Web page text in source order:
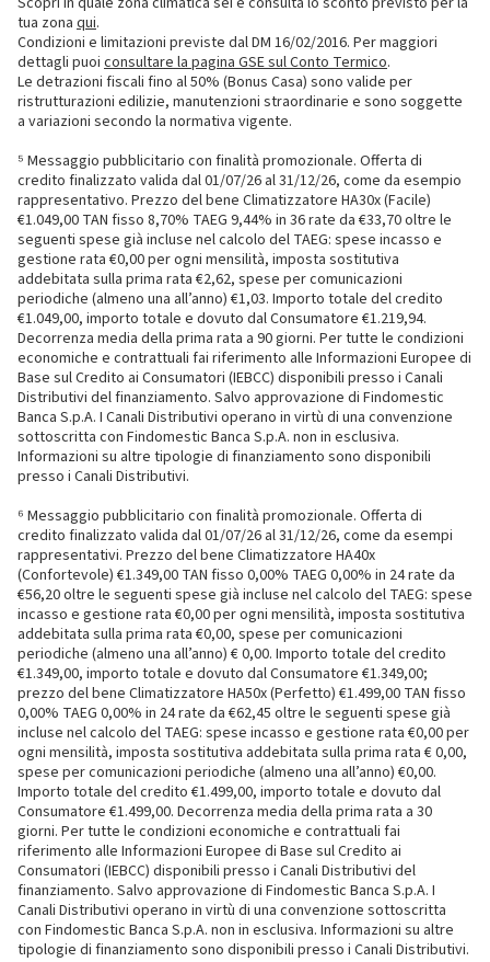
tua zona qui.
Condizioni e limitazioni previste dal DM 16/02/2016. Per maggiori
dettagli puoi consultare la pagina GSE sul Conto Termico.
Le detrazioni fiscali fino al 50% (Bonus Casa) sono valide per
ristrutturazioni edilizie, manutenzioni straordinarie e sono soggette
a variazioni secondo la normativa vigente.
⁵ Messaggio pubblicitario con finalità promozionale. Offerta di
credito finalizzato valida dal 01/07/26 al 31/12/26, come da esempio
rappresentativo. Prezzo del bene Climatizzatore HA30x (Facile)
€1.049,00 TAN fisso 8,70% TAEG 9,44% in 36 rate da €33,70 oltre le
seguenti spese già incluse nel calcolo del TAEG: spese incasso e
gestione rata €0,00 per ogni mensilità, imposta sostitutiva
addebitata sulla prima rata €2,62, spese per comunicazioni
periodiche (almeno una all’anno) €1,03. Importo totale del credito
€1.049,00, importo totale e dovuto dal Consumatore €1.219,94.
Decorrenza media della prima rata a 90 giorni. Per tutte le condizioni
economiche e contrattuali fai riferimento alle Informazioni Europee di
Base sul Credito ai Consumatori (IEBCC) disponibili presso i Canali
Distributivi del finanziamento. Salvo approvazione di Findomestic
Banca S.p.A. I Canali Distributivi operano in virtù di una convenzione
sottoscritta con Findomestic Banca S.p.A. non in esclusiva.
Informazioni su altre tipologie di finanziamento sono disponibili
presso i Canali Distributivi.
⁶ Messaggio pubblicitario con finalità promozionale. Offerta di
credito finalizzato valida dal 01/07/26 al 31/12/26, come da esempi
rappresentativi. Prezzo del bene Climatizzatore HA40x
(Confortevole) €1.349,00 TAN fisso 0,00% TAEG 0,00% in 24 rate da
€56,20 oltre le seguenti spese già incluse nel calcolo del TAEG: spese
incasso e gestione rata €0,00 per ogni mensilità, imposta sostitutiva
addebitata sulla prima rata €0,00, spese per comunicazioni
periodiche (almeno una all’anno) € 0,00. Importo totale del credito
€1.349,00, importo totale e dovuto dal Consumatore €1.349,00;
prezzo del bene Climatizzatore HA50x (Perfetto) €1.499,00 TAN fisso
0,00% TAEG 0,00% in 24 rate da €62,45 oltre le seguenti spese già
incluse nel calcolo del TAEG: spese incasso e gestione rata €0,00 per
ogni mensilità, imposta sostitutiva addebitata sulla prima rata € 0,00,
spese per comunicazioni periodiche (almeno una all’anno) €0,00.
Importo totale del credito €1.499,00, importo totale e dovuto dal
Consumatore €1.499,00. Decorrenza media della prima rata a 30
giorni. Per tutte le condizioni economiche e contrattuali fai
riferimento alle Informazioni Europee di Base sul Credito ai
Consumatori (IEBCC) disponibili presso i Canali Distributivi del
finanziamento. Salvo approvazione di Findomestic Banca S.p.A. I
Canali Distributivi operano in virtù di una convenzione sottoscritta
con Findomestic Banca S.p.A. non in esclusiva. Informazioni su altre
tipologie di finanziamento sono disponibili presso i Canali Distributivi.